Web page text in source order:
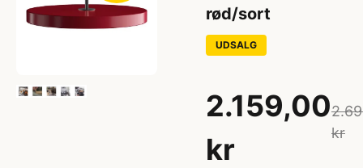
rød/sort
UDSALG
2.159,00
kr
kr